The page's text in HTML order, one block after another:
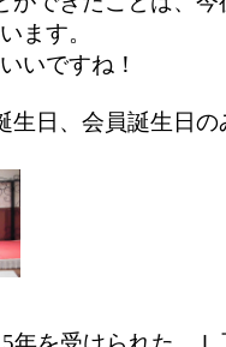
ます。
いですね！
生日、会員誕生日の